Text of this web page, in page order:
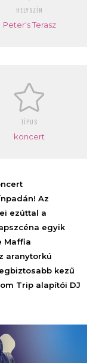
HELYSZÍN
Peter's Terasz
TÍPUS
koncert
Az
ezúttal a
egyik
Maffia
aranytorkú
kezű
Trip alapítói DJ